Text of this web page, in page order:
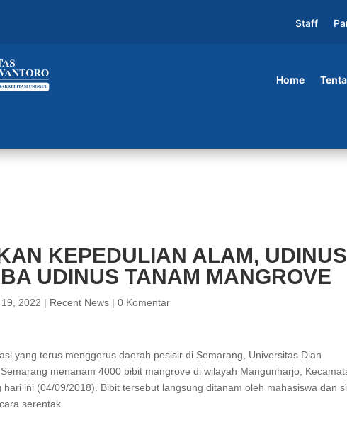
Staff
Home
KEPEDULIAN ALAM, UDINUS
UDINUS TANAM MANGROVE
2022 | Recent News |0 Komentar
yang terus menggerus daerah pesisir di Semarang, Universitas Dian
menanam 4000 bibit mangrove di wilayah Mangunharjo,
hari ini (04/09/2018). Bibit tersebut langsung ditanam oleh mahasiswa dan
serentak.